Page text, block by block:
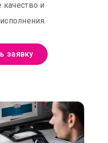
качество и
заявку